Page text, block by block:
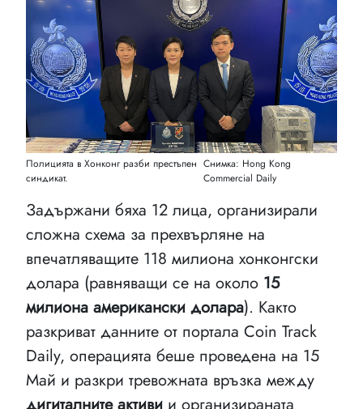
Полицията в Хонконг разби престъпен
синдикат.
Снимка: Hong Kong
Commercial Daily
Задържани бяха 12 лица, организирали
сложна схема за прехвърляне на
впечатляващите 118 милиона хонконгски
долара (равняващи се на около 15
милиона американски долара). Както
разкриват данните от портала Coin Track
Daily, операцията беше проведена на 15
Май и разкри тревожната връзка между